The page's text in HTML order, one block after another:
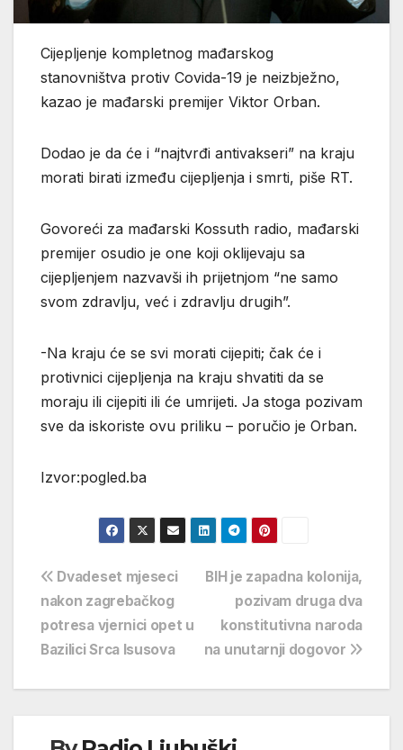
Cijepljenje kompletnog mađarskog
stanovništva protiv Covida-19 je neizbježno,
kazao je mađarski premijer Viktor Orban.
Dodao je da će i “najtvrđi antivakseri” na kraju
morati birati između cijepljenja i smrti, piše RT.
Govoreći za mađarski Kossuth radio, mađarski
premijer osudio je one koji oklijevaju sa
cijepljenjem nazvavši ih prijetnjom “ne samo
svom zdravlju, već i zdravlju drugih”.
-Na kraju će se svi morati cijepiti; čak će i
protivnici cijepljenja na kraju shvatiti da se
moraju ili cijepiti ili će umrijeti. Ja stoga pozivam
sve da iskoriste ovu priliku – poručio je Orban.
Izvor:pogled.ba
Navigacija
objava
BIH je zapadna kolonija,
pozivam druga dva
konstitutivna naroda
na unutarnji dogovor
Dvadeset mjeseci
nakon zagrebačkog
potresa vjernici opet u
Bazilici Srca Isusova